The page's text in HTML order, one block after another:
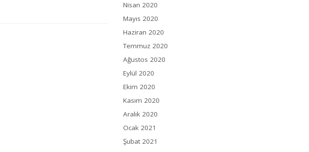
Nisan 2020
Mayıs 2020
Haziran 2020
Temmuz 2020
Ağustos 2020
Eylül 2020
Ekim 2020
Kasım 2020
Aralık 2020
Ocak 2021
Şubat 2021